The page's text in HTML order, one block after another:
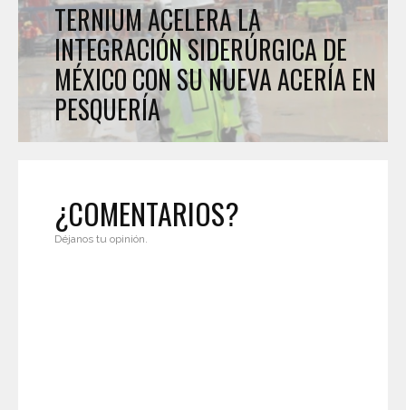
TERNIUM ACELERA LA
INTEGRACIÓN SIDERÚRGICA DE
MÉXICO CON SU NUEVA ACERÍA EN
PESQUERÍA
¿COMENTARIOS?
Déjanos tu opinión.